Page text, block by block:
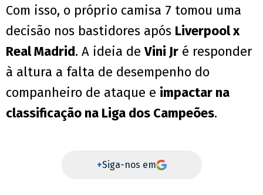
Com isso, o próprio camisa 7 tomou uma
decisão nos bastidores após Liverpool x
Real Madrid. A ideia deVini Jr é responder
à altura a falta de desempenho do
companheiro de ataque e impactar na
classificação na Liga dos Campeões.
+Siga-nos em